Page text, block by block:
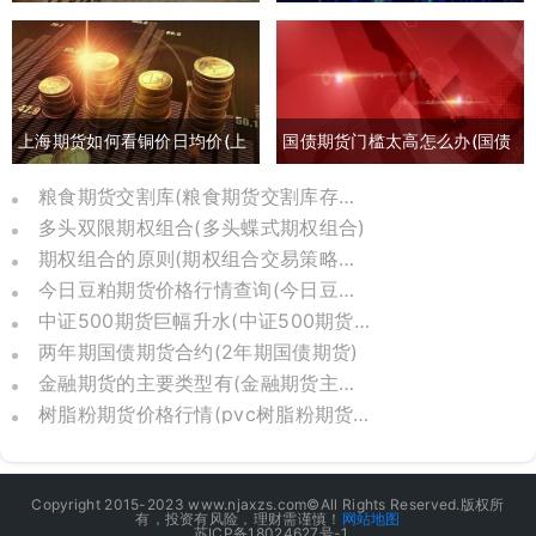
消息) 负债吗(外汇期权交易是指交易
双方)
上海期货如何看铜价日均价(上
海期货交易铜价)
国债期货门槛太高怎么办(国债
期货有风险吗)
粮食期货交割库(粮食期货交割库存怎么算)
多头双限期权组合(多头蝶式期权组合)
期权组合的原则(期权组合交易策略分析)
今日豆粕期货价格行情查询(今日豆粕期货实时行情)
中证500期货巨幅升水(中证500期货一手价格)
两年期国债期货合约(2年期国债期货)
金融期货的主要类型有(金融期货主要有三种类型)
树脂粉期货价格行情(pvc树脂粉期货价格行情)
Copyright 2015-2023 www.njaxzs.com©All Rights Reserved.版权所
有，投资有风险，理财需谨慎！ 网站地图